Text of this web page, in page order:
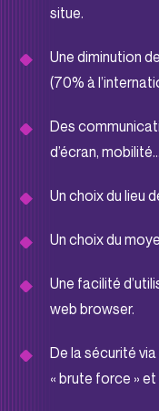
situe.
Une diminution
(70% à
Des
d’écran, mobilité…
Un choix du lieu
Un choix du
Une facilité
web browser.
De la sécurité
« brute force »